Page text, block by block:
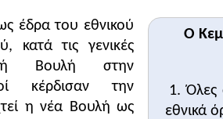
να ζήσει με αξιοπρέπεια και
πλούσιο ή ευτυχισμένο και να
Ο
1. Όλες
εθνικά
έδρα του εθνικού
κατά τις γενικές
Βουλή στην
κέρδισαν την
η νέα Βουλή ως